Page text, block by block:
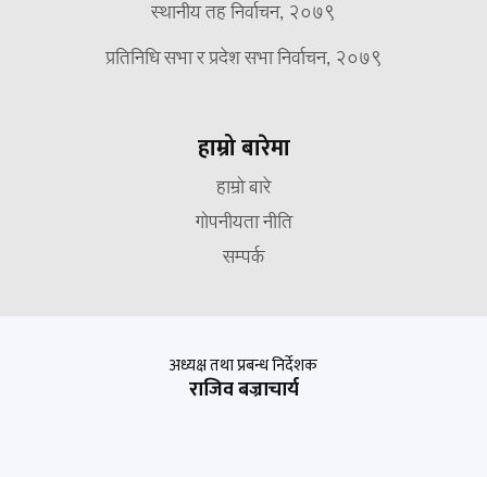
स्थानीय तह निर्वाचन, २०७९
प्रतिनिधि सभा र प्रदेश सभा निर्वाचन, २०७९
हाम्रो बारेमा
हाम्रो बारे
गोपनीयता नीति
सम्पर्क
अध्यक्ष तथा प्रबन्ध निर्देशक
राजिव बज्राचार्य